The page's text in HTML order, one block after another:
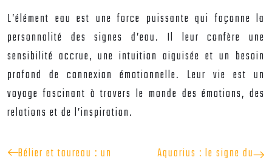
L’élément eau est une force puissante qui façonne la
personnalité des signes d’eau. Il leur confère une
sensibilité accrue, une intuition aiguisée et un besoin
profond de connexion émotionnelle. Leur vie est un
voyage fascinant à travers le monde des émotions, des
relations et de l’inspiration.
Bélier et taureau : un
Aquarius : le signe du